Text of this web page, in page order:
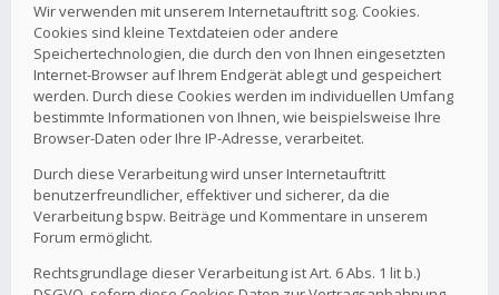
Wir verwenden mit unserem Internetauftritt sog. Cookies.
Cookies sind kleine Textdateien oder andere
Speichertechnologien, die durch den von Ihnen eingesetzten
Internet-Browser auf Ihrem Endgerät ablegt und gespeichert
werden. Durch diese Cookies werden im individuellen Umfang
bestimmte Informationen von Ihnen, wie beispielsweise Ihre
Browser-Daten oder Ihre IP-Adresse, verarbeitet.
Durch diese Verarbeitung wird unser Internetauftritt
benutzerfreundlicher, effektiver und sicherer, da die
Verarbeitung bspw. Beiträge und Kommentare in unserem
Forum ermöglicht.
Rechtsgrundlage dieser Verarbeitung ist Art. 6 Abs. 1 lit b.)